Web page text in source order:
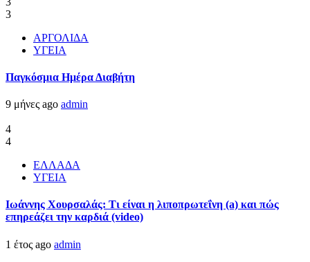
3
ΑΡΓΟΛΙΔΑ
ΥΓΕΙΑ
Παγκόσμια Ημέρα Διαβήτη
9 μήνες ago admin
4
4
ΕΛΛΑΔΑ
ΥΓΕΙΑ
Ιωάννης Χουρσαλάς: Τι είναι η λιποπρωτεΐνη (a) και πώς
επηρεάζει την καρδιά (video)
1 έτος ago admin